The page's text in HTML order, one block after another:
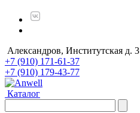
Александров, Институтская д. 3
+7 (910) 171-61-37
+7 (910) 179-43-77
Каталог